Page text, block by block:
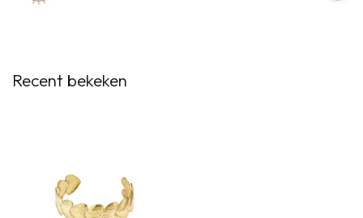
Recent bekeken